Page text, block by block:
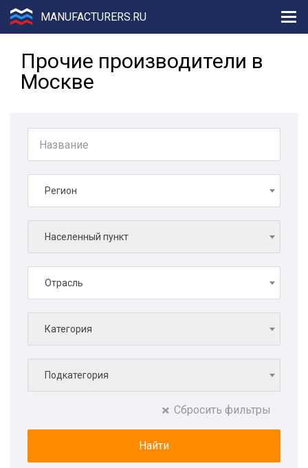
MANUFACTURERS.RU
Прочие производители в
Москве
Регион
Населенный пункт
Отрасль
Категория
Подкатегория
Сбросить фильтры